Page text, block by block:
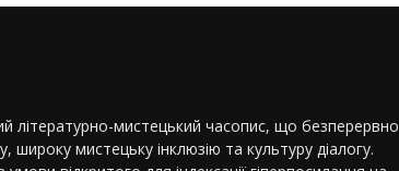
літературно-мистецький часопис, що безперервно
широку мистецьку інклюзію та культуру діалогу.